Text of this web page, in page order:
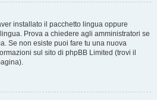
installato il pacchetto lingua oppure
Prova a chiedere agli amministratori se
Se non esiste puoi fare tu una nuova
sul sito di phpBB Limited (trovi il